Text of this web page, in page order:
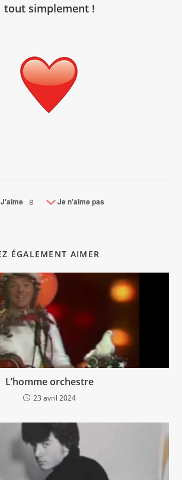
tout simplement !
J'aime 8 Je n'aime pas
ÉGALEMENT AIMER
L’homme orchestre
23 avril 2024